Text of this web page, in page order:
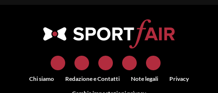
Chi siamo Redazione e Contatti Note legali
Privacy